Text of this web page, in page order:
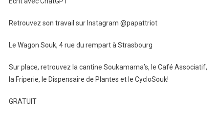
Retrouvez son travail sur Instagram @papattriot
Le Wagon Souk, 4 rue du rempart à Strasbourg
Sur place, retrouvez la cantine Soukamama’s, le Café Associatif,
la Friperie, le Dispensaire de Plantes et le CycloSouk!
GRATUIT